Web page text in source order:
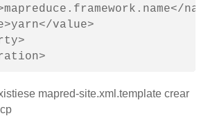
value>
mapred-site.xml.template crear